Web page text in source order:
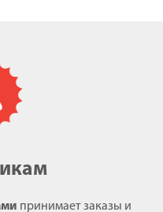
принимает заказы и